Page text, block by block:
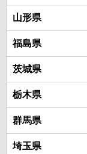
山形県
福島県
茨城県
栃木県
群馬県
埼玉県